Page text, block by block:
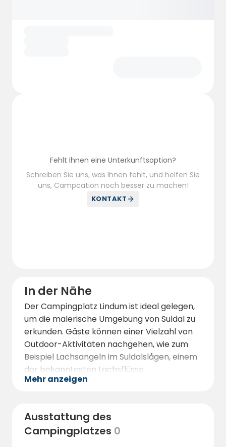
Fehlt Ihnen eine Unterkunftsoption?
Schreiben Sie uns, was Ihnen fehlt, und helfen Sie
uns, Campcation noch besser zu machen!
KONTAKT
In der Nähe
Der Campingplatz Lindum ist ideal gelegen,
um die malerische Umgebung von Suldal zu
erkunden. Gäste können einer Vielzahl von
Outdoor-Aktivitäten nachgehen, wie zum
Beispiel Lachsangeln im Suldalslågen, einem
der bekanntesten Lachsflüsse
Westnorwegens.
zahlreiche Wanderwege und Bergtouren mit
fantastischen Ausblicken auf den Fjord und
die Berge.
Mehr anzeigen
Ausstattung des
Campingplatzes 0